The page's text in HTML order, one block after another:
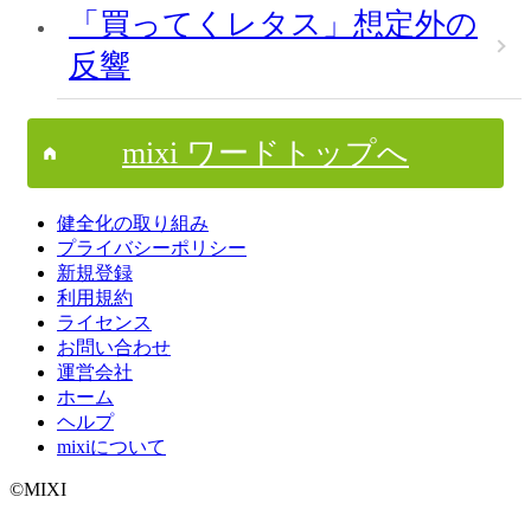
「買ってくレタス」想定外の
反響
mixi ワードトップへ
健全化の取り組み
プライバシーポリシー
新規登録
利用規約
ライセンス
お問い合わせ
運営会社
ホーム
ヘルプ
mixiについて
©MIXI